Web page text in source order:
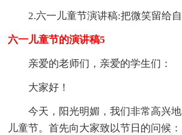
2.六一儿童节演讲稿:把微笑留给
六一儿童节的演讲稿5
亲爱的老师们，亲爱的学生们：
大家好！
今天，阳光明媚，我们非常高兴
儿童节。首先向大家致以节日的问候：